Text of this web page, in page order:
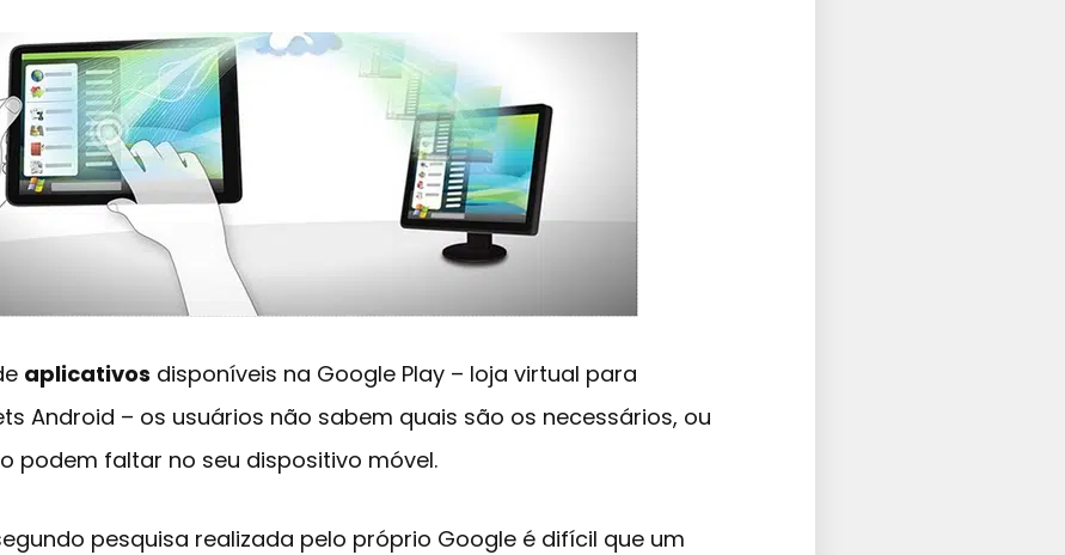
aplicativos disponíveis na Google Play – loja virtual para
Android – os usuários não sabem quais são os necessários, ou
podem faltar no seu dispositivo móvel.
pesquisa realizada pelo próprio Google é difícil que um